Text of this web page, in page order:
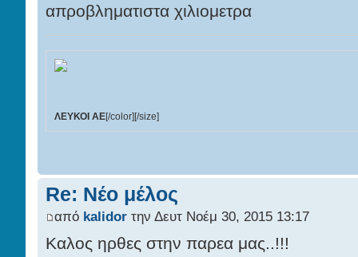
απροβληματιστα χιλιομετρα
ΛΕΥΚΟΙ ΑΕ[/color][/size]
Re: Νέο μέλος
από kalidorτην Δευτ Νοέμ 30, 2015 13:17
Καλος ηρθες στην παρεα μας..!!!